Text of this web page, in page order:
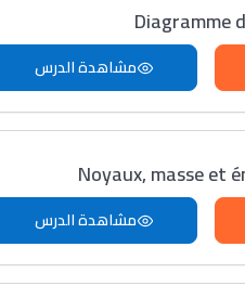
Diagramme
مشاهدة الدرس
Noyaux, masse et
مشاهدة الدرس